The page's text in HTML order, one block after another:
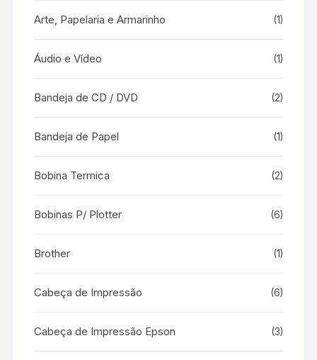
Arte, Papelaria e Armarinho (1)
Áudio e Vídeo (1)
Bandeja de CD / DVD (2)
Bandeja de Papel (1)
Bobina Termica (2)
Bobinas P/ Plotter (6)
Brother (1)
Cabeça de Impressão (6)
Cabeça de Impressão Epson (3)